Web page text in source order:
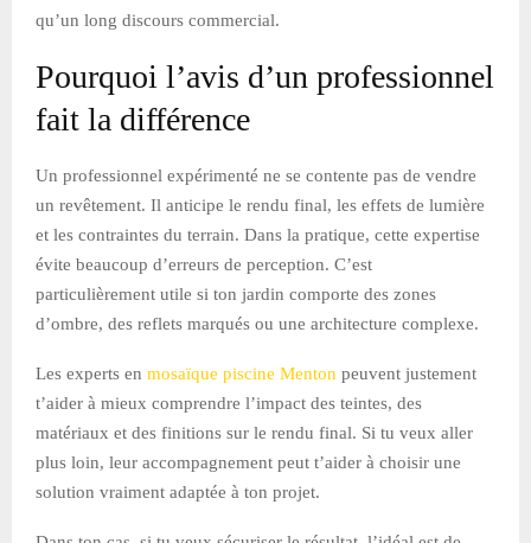
qu’un long discours commercial.
Pourquoi l’avis d’un professionnel
fait la différence
Un professionnel expérimenté ne se contente pas de vendre
un revêtement. Il anticipe le rendu final, les effets de lumière
et les contraintes du terrain. Dans la pratique, cette expertise
évite beaucoup d’erreurs de perception. C’est
particulièrement utile si ton jardin comporte des zones
d’ombre, des reflets marqués ou une architecture complexe.
Les experts en mosaïque piscine Menton peuvent justement
t’aider à mieux comprendre l’impact des teintes, des
matériaux et des finitions sur le rendu final. Si tu veux aller
plus loin, leur accompagnement peut t’aider à choisir une
solution vraiment adaptée à ton projet.